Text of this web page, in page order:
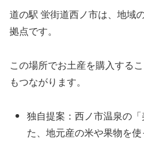
道の駅 蛍街道西ノ市は、地域
拠点です。
この場所でお土産を購入する
もつながります。
独自提案：西ノ市温泉の
た、地元産の米や果物を